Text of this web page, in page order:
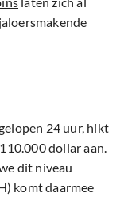
24 uur, hikt
dollar aan.
dit niveau
komt daarmee